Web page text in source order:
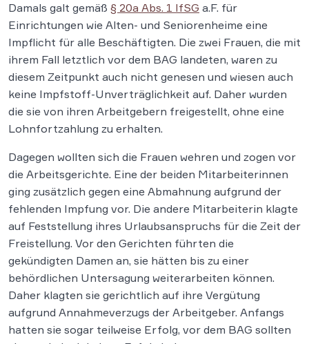
Damals galt gemäß § 20a Abs. 1 IfSG a.F. für
Einrichtungen wie Alten- und Seniorenheime eine
Impflicht für alle Beschäftigten. Die zwei Frauen, die mit
ihrem Fall letztlich vor dem BAG landeten, waren zu
diesem Zeitpunkt auch nicht genesen und wiesen auch
keine Impfstoff-Unverträglichkeit auf. Daher wurden
die sie von ihren Arbeitgebern freigestellt, ohne eine
Lohnfortzahlung zu erhalten.
Dagegen wollten sich die Frauen wehren und zogen vor
die Arbeitsgerichte. Eine der beiden Mitarbeiterinnen
ging zusätzlich gegen eine Abmahnung aufgrund der
fehlenden Impfung vor. Die andere Mitarbeiterin klagte
auf Feststellung ihres Urlaubsanspruchs für die Zeit der
Freistellung. Vor den Gerichten führten die
gekündigten Damen an, sie hätten bis zu einer
behördlichen Untersagung weiterarbeiten können.
Daher klagten sie gerichtlich auf ihre Vergütung
aufgrund Annahmeverzugs der Arbeitgeber. Anfangs
hatten sie sogar teilweise Erfolg, vor dem BAG sollten